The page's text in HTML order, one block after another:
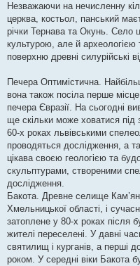
Незважаючи на нечисленну
церква, костьол, панський
річки Тернава та Окунь. Село
культурою, але й археологією
поверхню древні силурійські
Печера Оптимістична.
вона також посіла перше
печера Євразії. На сьогодні
ще скільки може ховатися
60-х роках львівськими
проводяться дослідження, а
цікава своєю геологією та
скульптурами, створеними
дослідження.
Бакота. Древне селище
Хмельницької області, і
затоплене у 80-х роках після
жителі переселені. У давні
святилищ і курганів, а перші
роком. У середні віки Бакота